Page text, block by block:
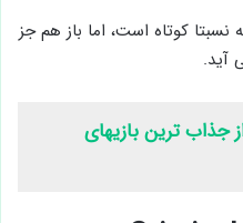
نسبتا کوتاه است، اما باز هم جز
آید.
از جذاب ترین بازیهای